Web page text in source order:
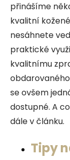
přinášíme
kvalitní
nesáhnete
praktické
kvalitnímu
se ovšem
dostupné. A
dále v článku.
Tipy